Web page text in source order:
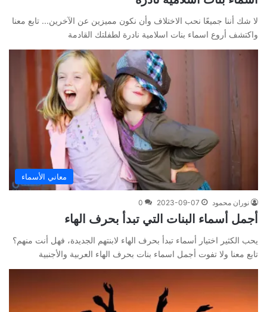
لا شك أننا جميعًا نحب الاختلاف وأن نكون مميزين عن الآخرين... تابع معنا
واكتشف أروع اسماء بنات اسلامية نادرة لطفلتك القادمة
معاني الأسماء
نوران محمود 2023-09-07
0
أجمل أسماء البنات التي تبدأ بحرف الهاء
يحب الكثير اختيار أسماء تبدأ بحرف الهاء لابنتهم الجديدة، فهل أنت منهم؟
تابع معنا ولا تفوت أجمل اسماء بنات بحرف الهاء العربية والأجنبية